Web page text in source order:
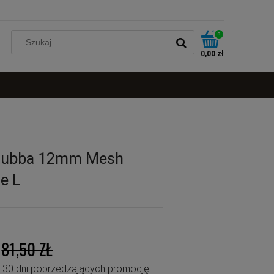
0
0,00 zł
12mm Mesh
L
81,50 ZŁ
30 dni poprzedzających promocję: